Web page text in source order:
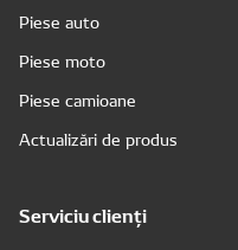
Piese auto
Piese moto
Piese camioane
Actualizări de produs
Serviciu clienți